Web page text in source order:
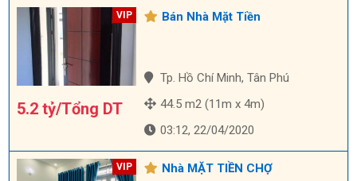
5.2 tỷ/Tổng DT
Bán Nhà Mặt Tiền
Tp. Hồ Chí Minh, Tân Phú
44.5 m2 (11m x 4m)
03:12, 22/04/2020
Nhà MẶT TIỀN CHỢ